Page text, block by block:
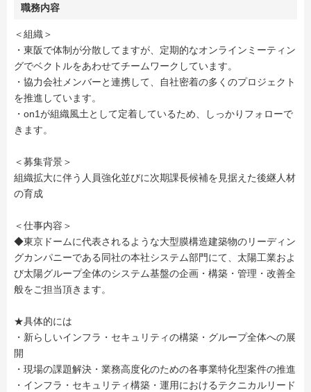
職務内容
＜組織＞
・東阪で体制が分散してますが、定期的なオンラインミーティン
グでベクトルをあわせてチームワークしています。
・協力会社メンバーと連携して、自社密着の多くのプロジェクト
を推進しています。
・on1が組織風土として定着しているため、しっかりフォローで
きます。
＜募集背景＞
組織拡大に伴う人員強化並びに次期課長候補を見据えた後継人材
の育成
＜仕事内容＞
◆東京ドームに代表されるような大型膜構造建築物のリーディン
グカンパニーである同社の本社システム部門にて、太陽工業およ
び太陽グループ全体のシステム基盤の企画・構築・管理・改善全
般をご担当頂きます。
★具体的には
・新らしいインフラ・セキュリティの構築・グループ全体への展
開
・現場の課題解決・業務高度化のための各事業特化型案件の推進
・インフラ・セキュリティ構築・運用におけるテクニカルリード